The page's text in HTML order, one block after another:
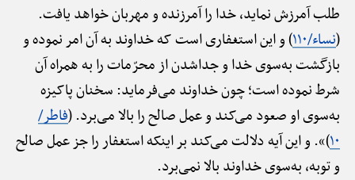
طلب آمرزش نماید، خدا را آمرزنده و مهربان خواهد یافت.
(نساء/۱۱۰
) و این استغفاری است که خداوند به آن امر نموده و
بازگشت به‌سوی خدا و جداشدن از محرّمات را به همراه آن
شرط نموده است؛ چون خداوند می‌فرماید: سخنان پاکیزه
به‌سوی او صعود می‌کند و عمل صالح را بالا می‌برد. (فاطر/
۱۰)». و این آیه دلالت می‌کند بر اینکه استغفار را جز عمل صالح
و توبه، به‌سوی خداوند بالا نمی‌برد.